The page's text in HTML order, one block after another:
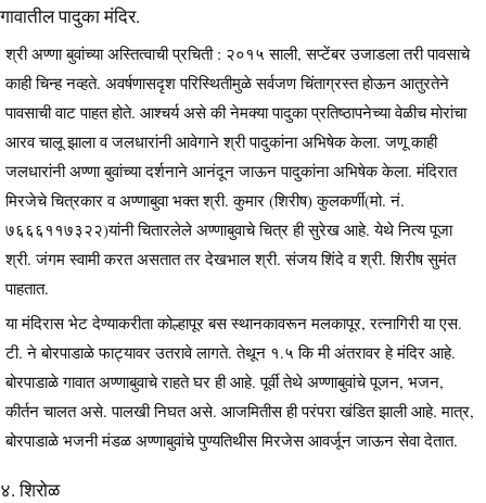
गावातील पादुका मंदिर.
श्री अण्णा बुवांच्या अस्तित्वाची प्रचिती : २०१५ साली, सप्टेंबर उजाडला तरी पावसाचे
काही चिन्ह नव्हते. अवर्षणासदृश परिस्थितीमुळे सर्वजण चिंताग्रस्त होऊन आतुरतेने
पावसाची वाट पाहत होते. आश्चर्य असे की नेमक्या पादुका प्रतिष्ठापनेच्या वेळीच मोरांचा
आरव चालू झाला व जलधारांनी आवेगाने श्री पादुकांना अभिषेक केला. जणू काही
जलधारांनी अण्णा बुवांच्या दर्शनाने आनंदून जाऊन पादुकांना अभिषेक केला. मंदिरात
मिरजेचे चित्रकार व अण्णाबुवा भक्त श्री. कुमार (शिरीष) कुलकर्णी(मो. नं.
७६६६११७३२२)यांनी चितारलेले अण्णाबुवाचे चित्र ही सुरेख आहे. येथे नित्य पूजा
श्री. जंगम स्वामी करत असतात तर देखभाल श्री. संजय शिंदे व श्री. शिरीष सुमंत
पाहतात.
या मंदिरास भेट देण्याकरीता कोल्हापूर बस स्थानकावरून मलकापूर, रत्नागिरी या एस.
टी. ने बोरपाडाळे फाट्यावर उतरावे लागते. तेथून १.५ कि मी अंतरावर हे मंदिर आहे.
बोरपाडाळे गावात अण्णाबुवाचे राहते घर ही आहे. पूर्वी तेथे अण्णाबुवांचे पूजन, भजन,
कीर्तन चालत असे. पालखी निघत असे. आजमितीस ही परंपरा खंडित झाली आहे. मात्र,
बोरपाडाळे भजनी मंडळ अण्णाबुवांचे पुण्यतिथीस मिरजेस आवर्जून जाऊन सेवा देतात.
४. शिरोळ